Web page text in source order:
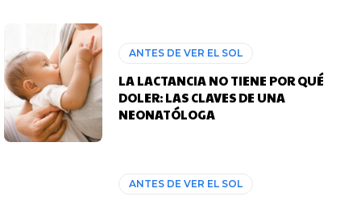
ANTES DE VER EL SOL
LA LACTANCIA NO TIENE POR QUÉ
DOLER: LAS CLAVES DE UNA
NEONATÓLOGA
ANTES DE VER EL SOL